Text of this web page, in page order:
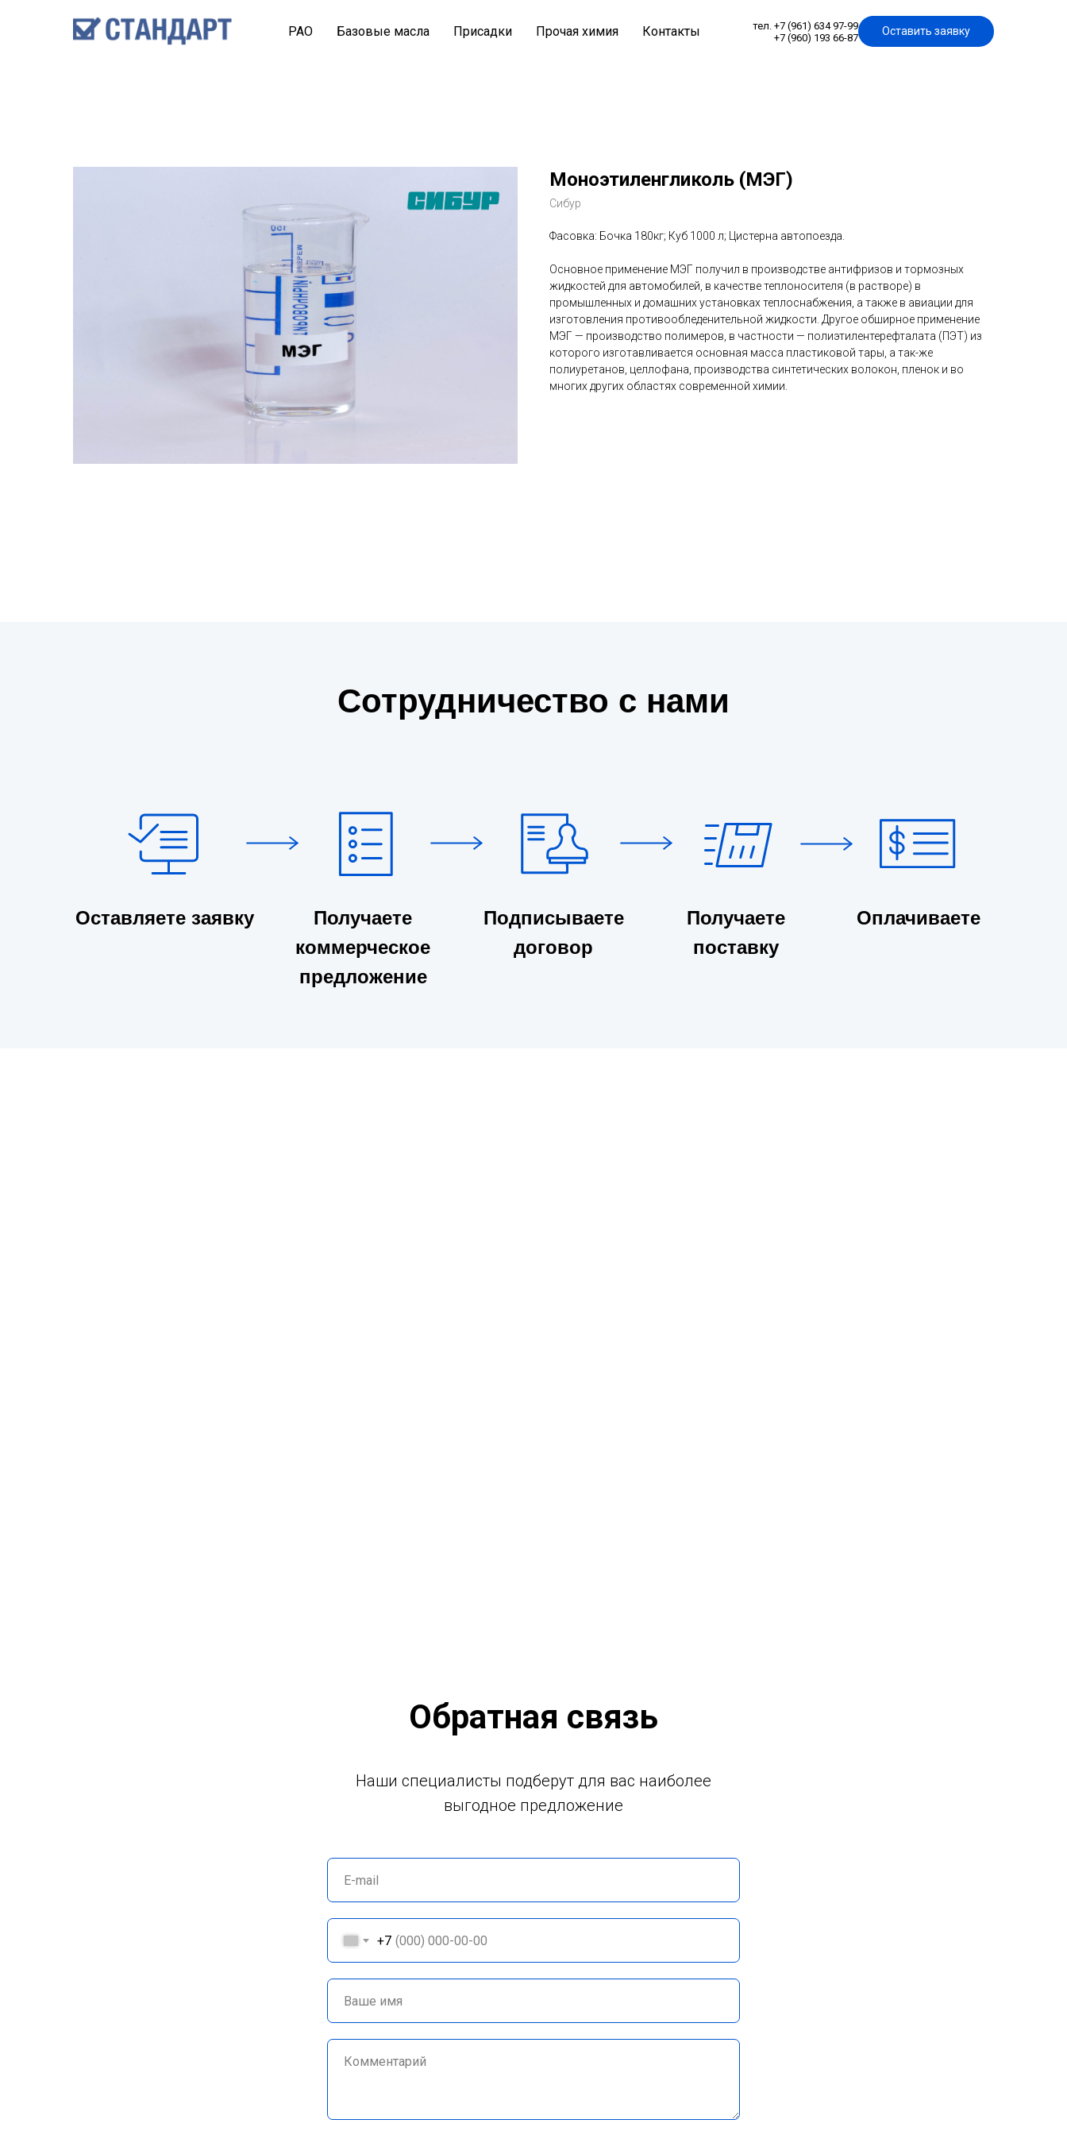
PAO Базовые масла Присадки Прочая химия Контакты
тел. +7 (961) 634 97-99
+7 (960) 193 66-87
Оставить заявку
Моноэтиленгликоль (МЭГ)
Сибур
Фасовка: Бочка 180кг; Куб 1000 л; Цистерна автопоезда.
Основное применение МЭГ получил в производстве антифризов и тормозных
жидкостей для автомобилей, в качестве теплоносителя (в растворе) в
промышленных и домашних установках теплоснабжения, а также в авиации для
изготовления противообледенительной жидкости. Другое обширное применение
МЭГ — производство полимеров, в частности — полиэтилентерефталата (ПЭТ) из
которого изготавливается основная масса пластиковой тары, а так-же
полиуретанов, целлофана, производства синтетических волокон, пленок и во
многих других областях современной химии.
Оставляете заявку
Сотрудничество с нами
Оплачиваете
Получаете
коммерческое
предложение
Подписываете
договор
Получаете
поставку
Обратная связь
Наши специалисты подберут для вас наиболее
выгодное предложение
+7